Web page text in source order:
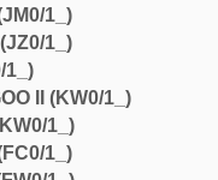
1_)
1_)
1_)
II (KW0/1_)
1_)
1_)